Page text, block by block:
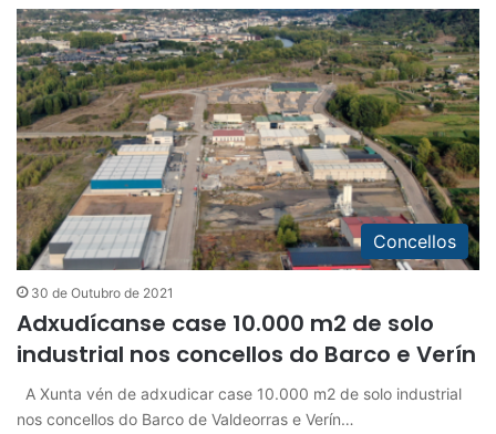
Concellos
30 de Outubro de 2021
Adxudícanse case 10.000 m2 de solo
industrial nos concellos do Barco e Verín
A Xunta vén de adxudicar case 10.000 m2 de solo industrial
nos concellos do Barco de Valdeorras e Verín…